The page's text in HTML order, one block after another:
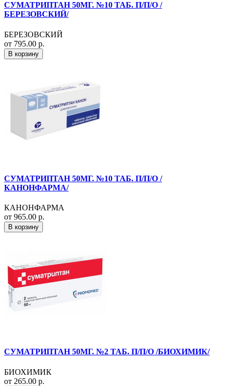
СУМАТРИПТАН 50МГ. №10 ТАБ. П/П/О /
БЕРЕЗОВСКИЙ/
БЕРЕЗОВСКИЙ
от 795.00 р.
В корзину
СУМАТРИПТАН 50МГ. №10 ТАБ. П/П/О /
КАНОНФАРМА/
КАНОНФАРМА
от 965.00 р.
В корзину
СУМАТРИПТАН 50МГ. №2 ТАБ. П/П/О /БИОХИМИК/
БИОХИМИК
от 265.00 р.